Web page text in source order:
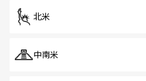
北米
中南米